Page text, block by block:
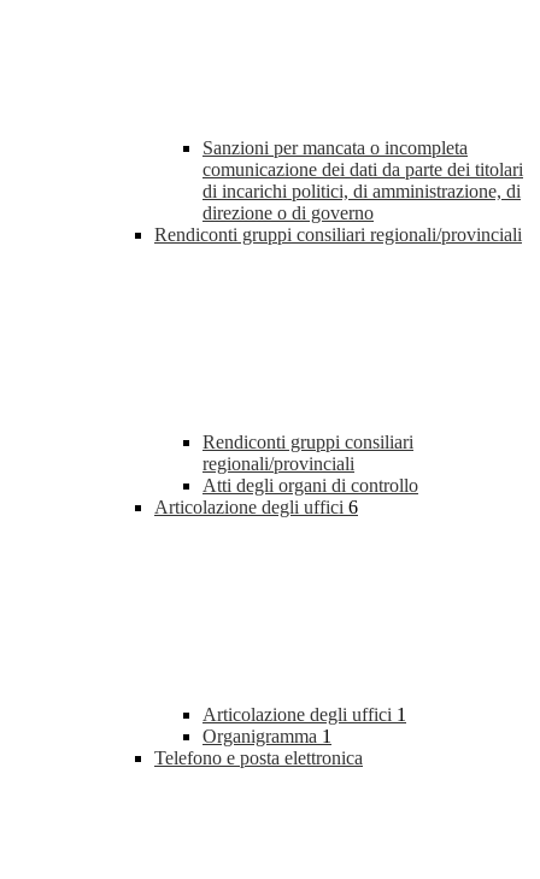
Sanzioni per mancata o incompleta
comunicazione dei dati da parte dei titolari
di incarichi politici, di amministrazione, di
direzione o di governo
Rendiconti gruppi consiliari regionali/provinciali
Rendiconti gruppi consiliari
regionali/provinciali
Atti degli organi di controllo
Articolazione degli uffici 6
Articolazione degli uffici 1
Organigramma 1
Telefono e posta elettronica